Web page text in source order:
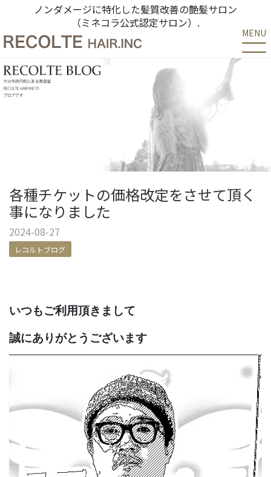
ノンダメージに特化した髪質改善の艶髪サロン
（ミネコラ公式認定サロン）.
MENU
各種チケットの価格改定をさせて頂く
事になりました
2024-08-27
レコルトブログ
いつもご利用頂きまして
誠にありがとうございます